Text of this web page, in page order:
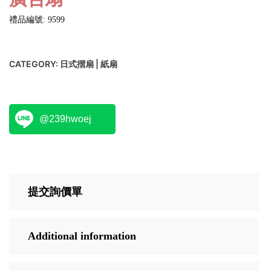
禮品編號: 9599
CATEGORY: 日式摺扇 | 紙扇
@239hwoej
提交詢價單
Additional information